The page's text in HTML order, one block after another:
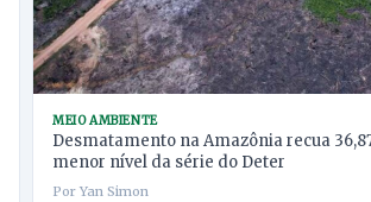
MEIO AMBIENTE
Desmatamento na Amazônia recua
menor nível da série do Deter
Por Yan Simon